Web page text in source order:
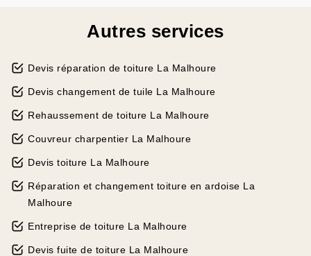
Autres services
Devis réparation de toiture La Malhoure
Devis changement de tuile La Malhoure
Rehaussement de toiture La Malhoure
Couvreur charpentier La Malhoure
Devis toiture La Malhoure
Réparation et changement toiture en ardoise La
Malhoure
Entreprise de toiture La Malhoure
Devis fuite de toiture La Malhoure